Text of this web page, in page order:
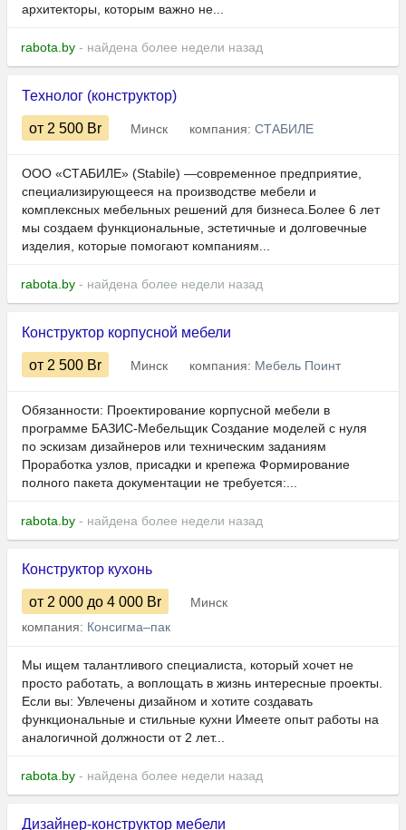
архитекторы, которым важно не...
rabota.by - найдена более недели назад
Технолог (конструктор)
от 2 500 Br Минск компания: СТАБИЛЕ
ООО «СТАБИЛЕ» (Stabile) —современное предприятие,
специализирующееся на производстве мебели и
комплексных мебельных решений для бизнеса.Более 6 лет
мы создаем функциональные, эстетичные и долговечные
изделия, которые помогают компаниям...
rabota.by - найдена более недели назад
Конструктор корпусной мебели
от 2 500 Br Минск компания: Мебель Поинт
Обязанности: Проектирование корпусной мебели в
программе БАЗИС-Мебельщик Создание моделей с нуля
по эскизам дизайнеров или техническим заданиям
Проработка узлов, присадки и крепежа Формирование
полного пакета документации не требуется:...
rabota.by - найдена более недели назад
Конструктор кухонь
от 2 000 до 4 000 Br
Минск
компания: Консигма‒пак
Мы ищем талантливого специалиста, который хочет не
просто работать, а воплощать в жизнь интересные проекты.
Если вы: Увлечены дизайном и хотите создавать
функциональные и стильные кухни Имеете опыт работы на
аналогичной должности от 2 лет...
rabota.by - найдена более недели назад
Дизайнер-конструктор мебели